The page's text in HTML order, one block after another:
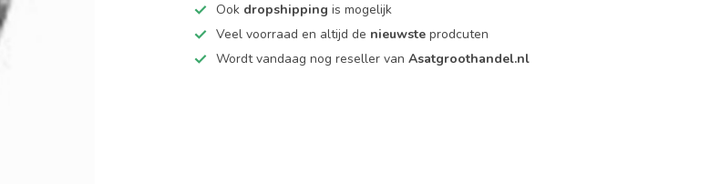
Ook dropshipping is mogelijk
Veel voorraad en altijd de nieuwste prodcuten
Wordt vandaag nog reseller vanAsatgroothandel.nl